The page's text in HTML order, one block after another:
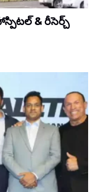
& రీసెర్చ్